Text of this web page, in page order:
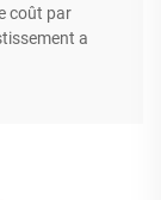
coût par
a